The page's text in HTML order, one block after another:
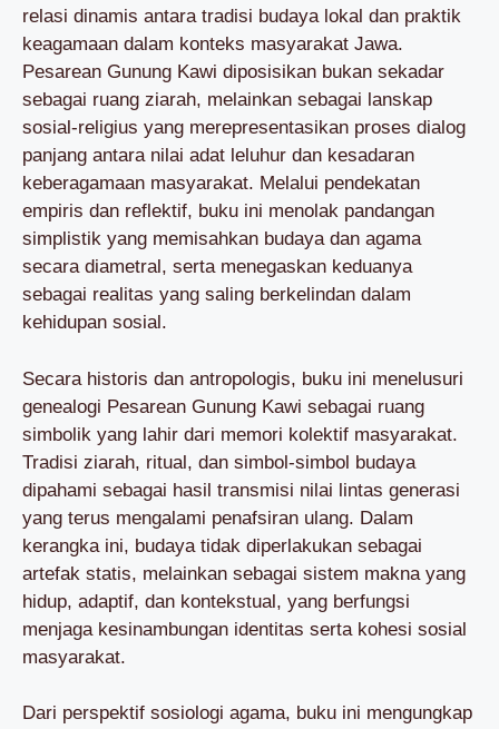
relasi dinamis antara tradisi budaya lokal dan praktik
keagamaan dalam konteks masyarakat Jawa.
Pesarean Gunung Kawi diposisikan bukan sekadar
sebagai ruang ziarah, melainkan sebagai lanskap
sosial-religius yang merepresentasikan proses dialog
panjang antara nilai adat leluhur dan kesadaran
keberagamaan masyarakat. Melalui pendekatan
empiris dan reflektif, buku ini menolak pandangan
simplistik yang memisahkan budaya dan agama
secara diametral, serta menegaskan keduanya
sebagai realitas yang saling berkelindan dalam
kehidupan sosial.
Secara historis dan antropologis, buku ini menelusuri
genealogi Pesarean Gunung Kawi sebagai ruang
simbolik yang lahir dari memori kolektif masyarakat.
Tradisi ziarah, ritual, dan simbol-simbol budaya
dipahami sebagai hasil transmisi nilai lintas generasi
yang terus mengalami penafsiran ulang. Dalam
kerangka ini, budaya tidak diperlakukan sebagai
artefak statis, melainkan sebagai sistem makna yang
hidup, adaptif, dan kontekstual, yang berfungsi
menjaga kesinambungan identitas serta kohesi sosial
masyarakat.
Dari perspektif sosiologi agama, buku ini mengungkap